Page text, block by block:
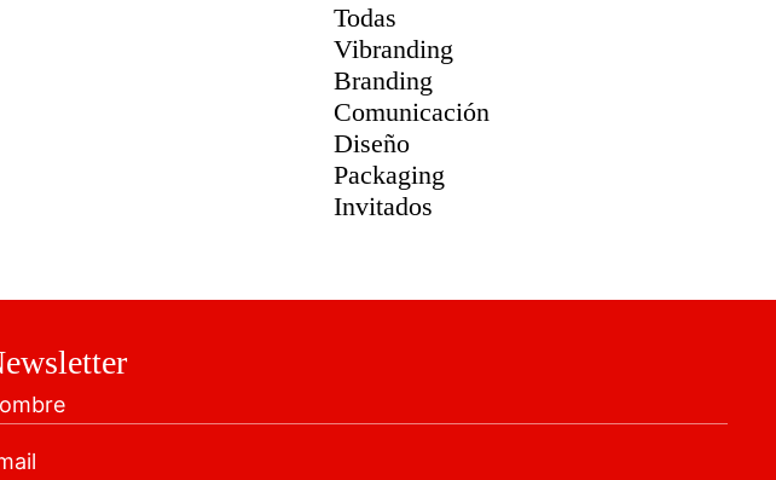
Todas
Vibranding
Branding
Comunicación
Diseño
Packaging
Invitados